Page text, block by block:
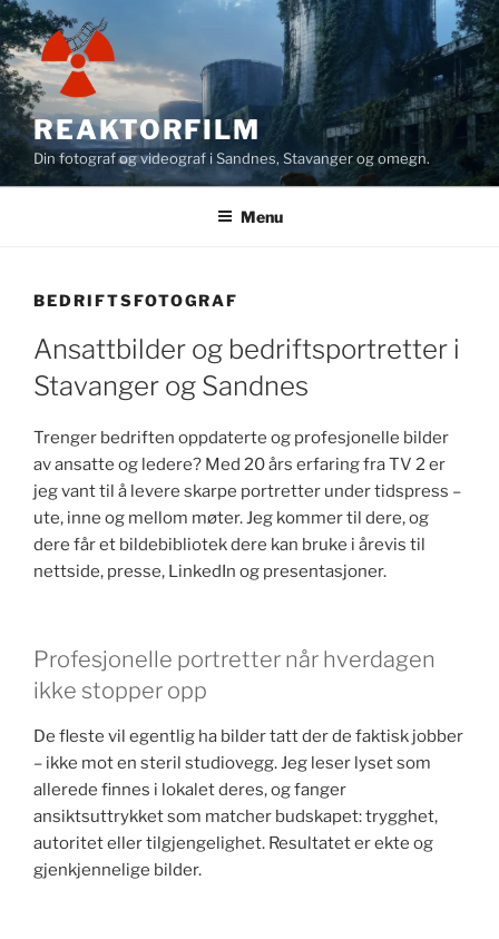
Skip
to
content
REAKTORFILM
Din fotograf og videograf i Sandnes, Stavanger og omegn.
Menu
BEDRIFTSFOTOGRAF
Ansattbilder og bedriftsportretter i
Stavanger og Sandnes
Trenger bedriften oppdaterte og profesjonelle bilder
av ansatte og ledere? Med 20 års erfaring fra TV 2 er
jeg vant til å levere skarpe portretter under tidspress –
ute, inne og mellom møter. Jeg kommer til dere, og
dere får et bildebibliotek dere kan bruke i årevis til
nettside, presse, LinkedIn og presentasjoner.
Profesjonelle portretter når hverdagen
ikke stopper opp
De fleste vil egentlig ha bilder tatt der de faktisk jobber
– ikke mot en steril studiovegg. Jeg leser lyset som
allerede finnes i lokalet deres, og fanger
ansiktsuttrykket som matcher budskapet: trygghet,
autoritet eller tilgjengelighet. Resultatet er ekte og
gjenkjennelige bilder.